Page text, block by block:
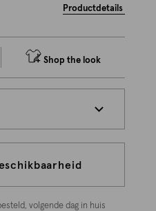
Productdetails
Shop the look
volgende dag in huis